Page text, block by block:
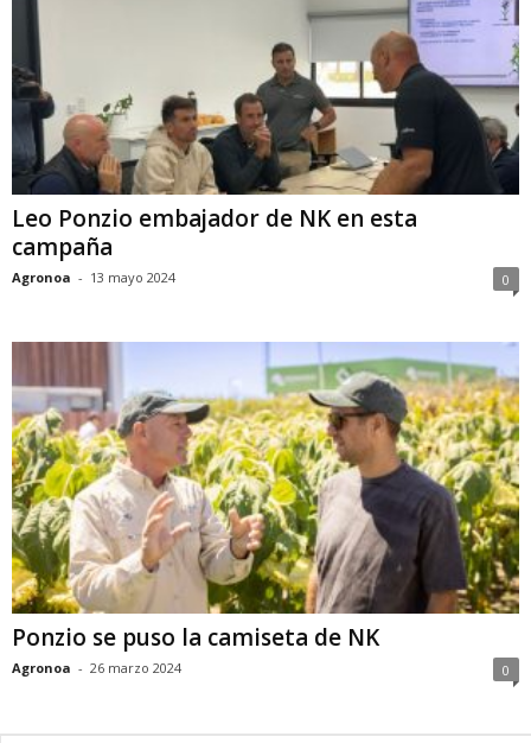
Leo Ponzio embajador de NK en esta
campaña
Agronoa - 13 mayo 2024 0
Ponzio se puso la camiseta de NK
Agronoa - 26 marzo 2024 0